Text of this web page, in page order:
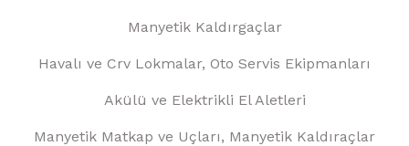
Manyetik Kaldırgaçlar
Havalı ve Crv Lokmalar, Oto Servis Ekipmanları
Akülü ve Elektrikli El Aletleri
Manyetik Matkap ve Uçları, Manyetik Kaldıraçlar